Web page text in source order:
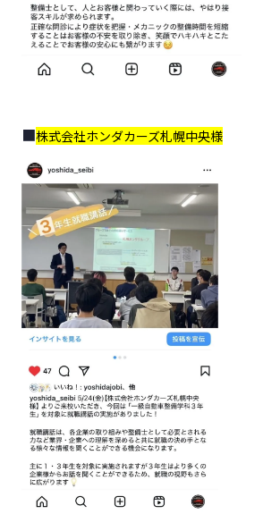
株式会社ホンダカーズ札幌中央様